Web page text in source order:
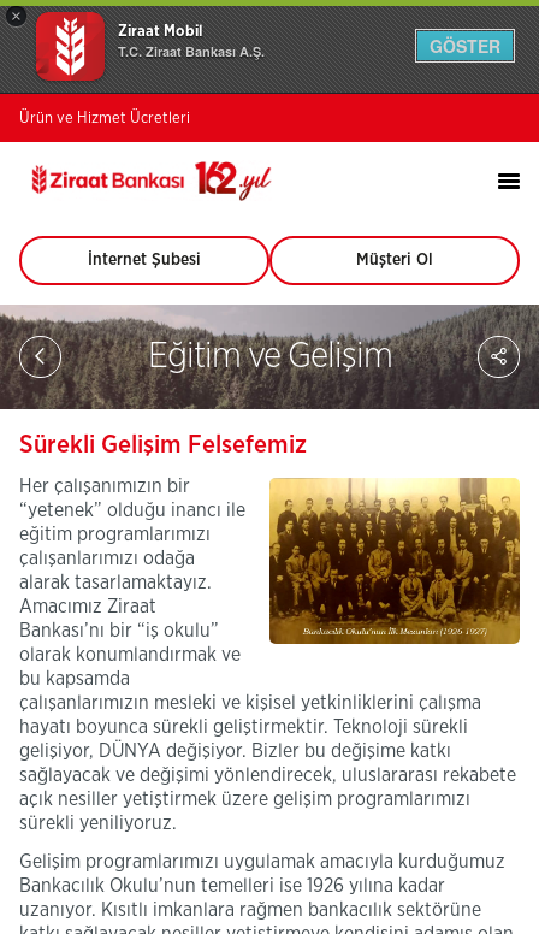
×
Ziraat Mobil
T.C. Ziraat Bankası A.Ş. GÖSTER
Ürün ve Hizmet Ücretleri
İnternet Şubesi
(Bu
sayfa
yeni
pencerede
açılacaktır)
Müşteri Ol
(Bu
sayfa
yeni
pencerede
açılacaktır)
Eğitim ve Gelişim
Sürekli Gelişim Felsefemiz
Her çalışanımızın bir
“yetenek” olduğu inancı ile
eğitim programlarımızı
çalışanlarımızı odağa
alarak tasarlamaktayız.
Amacımız Ziraat
Bankası’nı bir “iş okulu”
olarak konumlandırmak ve
bu kapsamda
çalışanlarımızın mesleki ve kişisel yetkinliklerini çalışma
hayatı boyunca sürekli geliştirmektir. Teknoloji sürekli
gelişiyor, DÜNYA değişiyor. Bizler bu değişime katkı
sağlayacak ve değişimi yönlendirecek, uluslararası rekabete
açık nesiller yetiştirmek üzere gelişim programlarımızı
sürekli yeniliyoruz.
Gelişim programlarımızı uygulamak amacıyla kurduğumuz
Bankacılık Okulu’nun temelleri ise 1926 yılına kadar
uzanıyor. Kısıtlı imkanlara rağmen bankacılık sektörüne